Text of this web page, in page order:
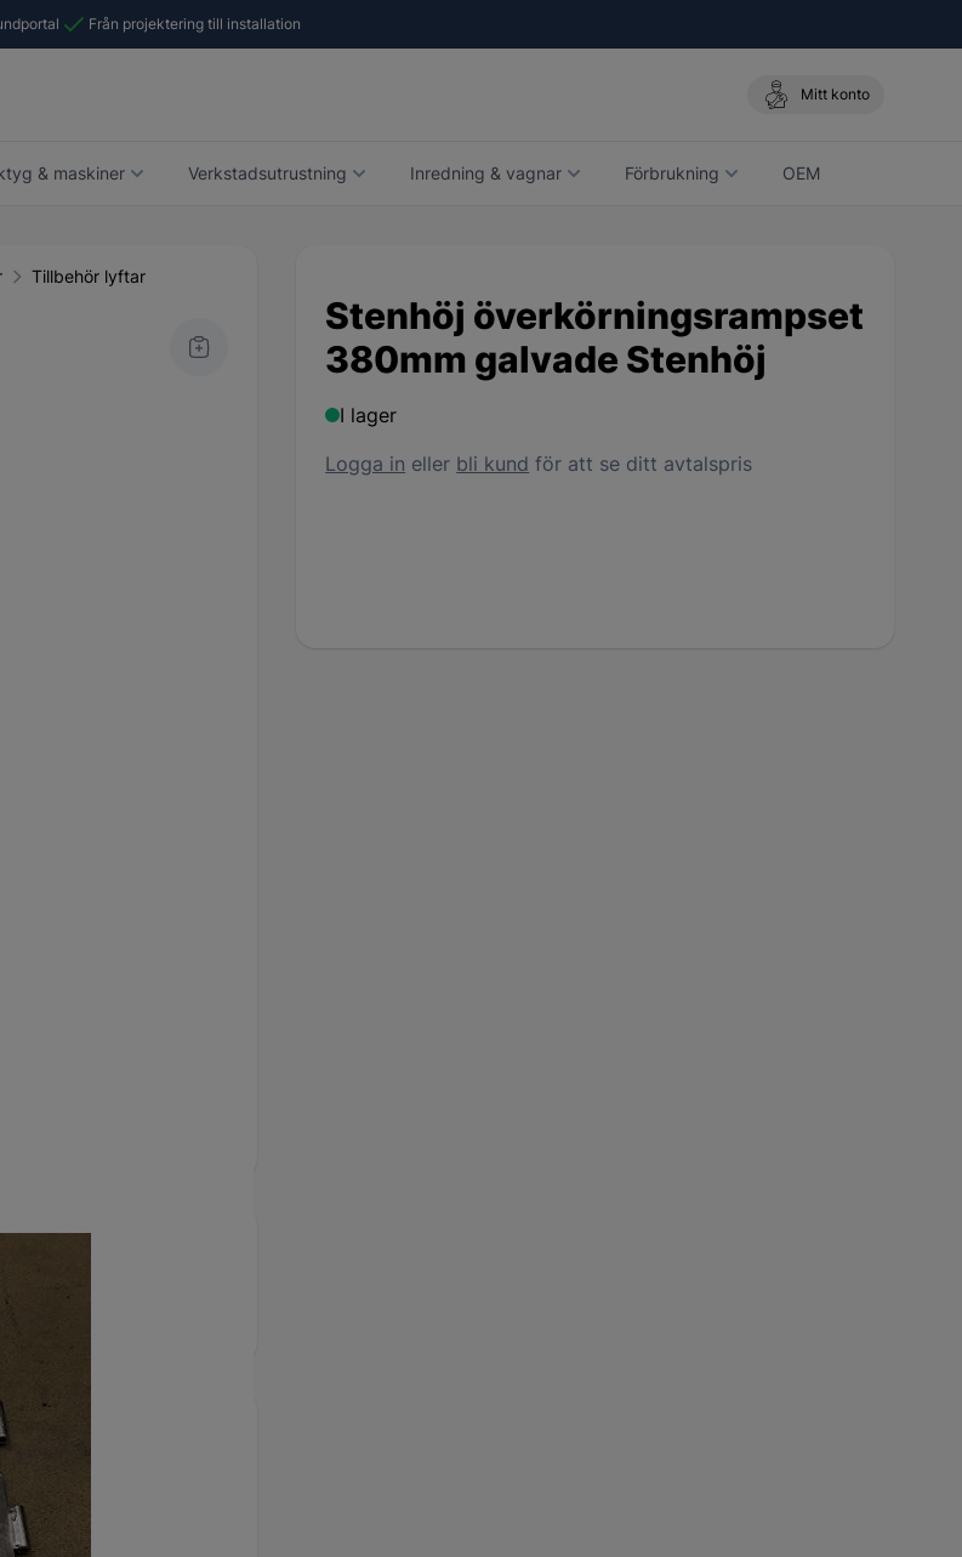
Från projektering till installation
Mitt konto
& maskiner Verkstadsutrustning Inredning & vagnar Förbrukning OEM
Tillbehör lyftar
Stenhöj överkörningsrampset
380mm galvade Stenhöj
I lager
Logga in eller bli kund för att se ditt avtalspris
2st/fp.